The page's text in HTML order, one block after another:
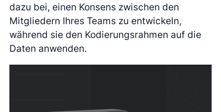
dazu bei, einen Konsens zwischen den
Mitgliedern Ihres Teams zu entwickeln,
während sie den Kodierungsrahmen auf die
Daten anwenden.